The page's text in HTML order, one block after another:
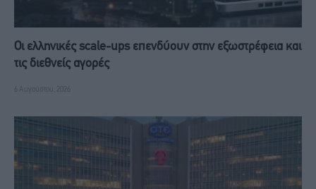
Οι ελληνικές scale-ups επενδύουν στην εξωστρέφεια και
τις διεθνείς αγορές
6 Αυγούστου, 2026